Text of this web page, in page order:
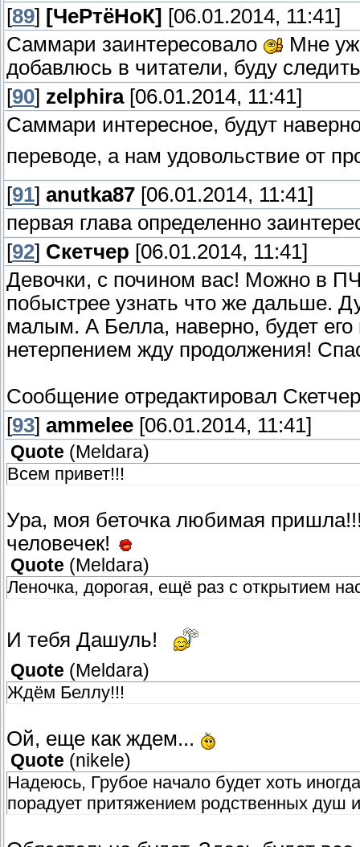
[89] [ЧеРтёНоК] [06.01.2014, 11:41]
Саммари заинтересовало
Мне
добавлюсь в читатели, буду
[90] zelphira[06.01.2014, 11:41]
Саммари интересное, будут
переводе, а нам удовольствие от
[91] anutka87 [06.01.2014, 11:41]
первая глава определенно
[92] Скетчер [06.01.2014, 11:41]
Девочки, с почином вас! Можно в
побыстрее узнать что же дальше.
малым. А Белла, наверно, будет
нетерпением жду продолжения!
Сообщение отредактировал Скетчер
[93] ammelee [06.01.2014, 11:41]
Quote (Meldara)
Всем привет!!!
Ура, моя беточка любимая
человечек!
Quote (Meldara)
Леночка, дорогая, ещё раз с открытием
И тебя Дашуль!
Quote (Meldara)
Ждём Беллу!!!
Ой, еще как ждем...
Quote (nikele)
Надеюсь, Грубое начало будет хоть
порадует притяжением родственных душ